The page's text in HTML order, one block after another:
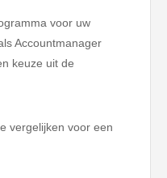
voor uw
Accountmanager
keuze uit de
vergelijken voor een